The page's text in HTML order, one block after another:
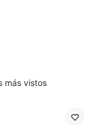
más vistos